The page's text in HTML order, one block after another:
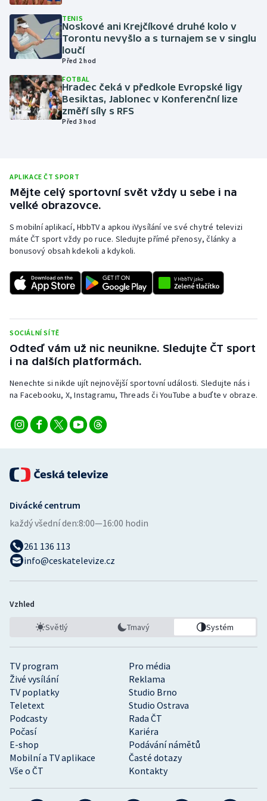
Olympijské hry
Parasport
Plavání
Plážový volejbal
Rychlostní kanoistika
Sportovní střelba
Stolní tenis
Veslování
Vodní slalom
Volejbal
Ostatní
TENIS
Noskové ani Krejčíkové druhé kolo v
Torontu nevyšlo a s turnajem se v singlu
loučí
Před 2 hod
FOTBAL
Hradec čeká v předkole Evropské ligy
Besiktas, Jablonec v Konferenční lize
změří síly s RFS
Před 3 hod
APLIKACE ČT SPORT
Mějte celý sportovní svět vždy u sebe i na
velké obrazovce.
S mobilní aplikací, HbbTV a apkou iVysílání ve své chytré televizi
máte ČT sport vždy po ruce. Sledujte přímé přenosy, články a
bonusový obsah kdekoli a kdykoli.
SOCIÁLNÍ SÍTĚ
Odteď vám už nic neunikne. Sledujte ČT sport
i na dalších platformách.
Nenechte si nikde ujít nejnovější sportovní události. Sledujte nás i
na Facebooku, X, Instagramu, Threads či YouTube a buďte v obraze.
TV program
Pro média
Živé vysílání
Reklama
TV poplatky
Studio Brno
Teletext
Studio Ostrava
Podcasty
Rada ČT
Počasí
Kariéra
E-shop
Podávání námětů
Mobilní a TV aplikace
Časté dotazy
Vše o ČT
Kontakty
Divácké centrum
každý všední den:8:00—16:00 hodin
261 136 113
info@ceskatelevize.cz
Vzhled
Světlý Tmavý Systém